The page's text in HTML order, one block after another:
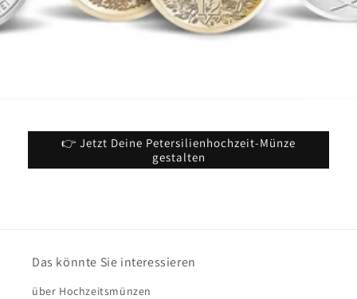
👉 Jetzt Deine Petersilienhochzeit-Münze
gestalten
Das könnte Sie interessieren
über Hochzeitsmünzen